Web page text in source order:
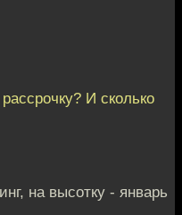
И сколько
на высотку - январь